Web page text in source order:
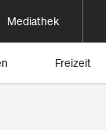
Mediathek
Freizeit